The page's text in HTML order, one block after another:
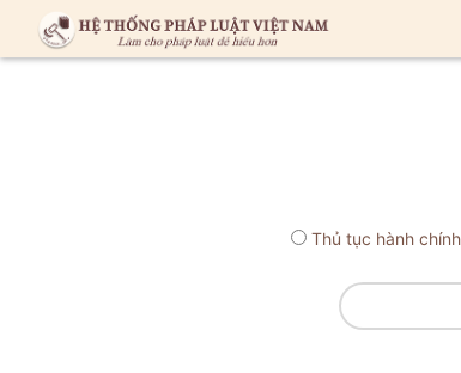
Thủ tục hành chính